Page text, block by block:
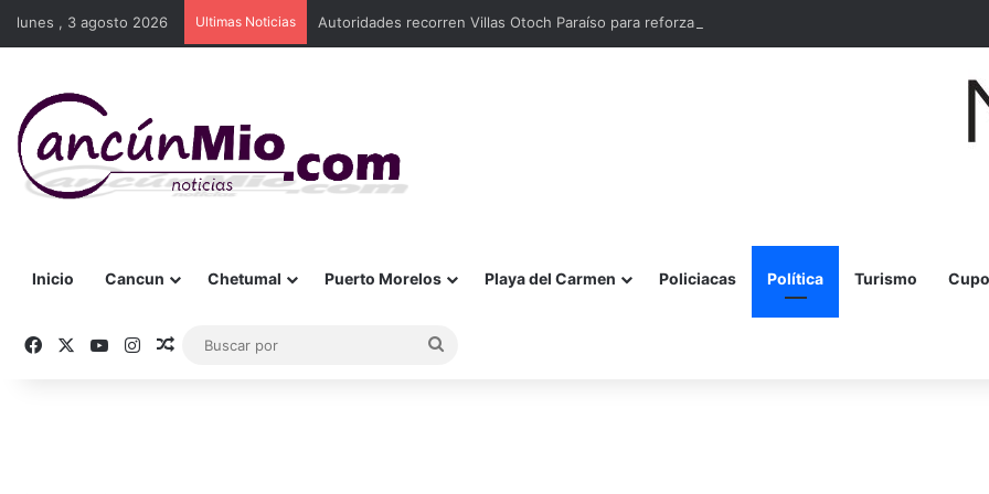
lunes , 3 agosto 2026 Ultimas Noticias Autoridades recorren Villas Otoch Paraíso para reforzar acciones de prevención
Inicio Cancun Chetumal Puerto Morelos Playa del Carmen Policiacas Política Turismo
FacebookYouTubeInstagram
Publicación al azar